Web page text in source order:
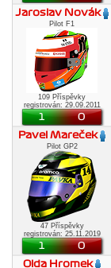
Jaroslav Novák
Pilot F1
109 Příspěvky
registrován: 29.09.2011
1 0
Pavel Mareček
Pilot GP2
47 Příspěvky
registrován: 25.11.2019
1 0
Olda Hromek